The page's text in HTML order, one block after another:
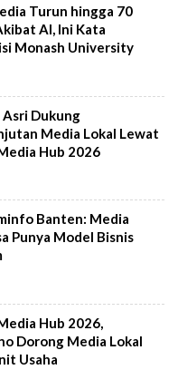
Turun hingga 70
AI, Ini Kata
Monash University
Asri Dukung
Media Lokal Lewat
Hub 2026
Banten: Media
Punya Model Bisnis
Hub 2026,
Dorong Media Lokal
Usaha